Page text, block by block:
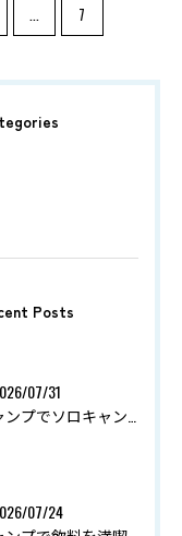
... 7
Posts
07/31
07/24